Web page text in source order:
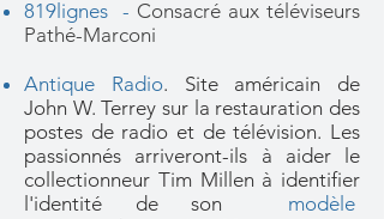
819lignes - Consacré aux téléviseurs
Pathé-Marconi
Antique Radio. Site américain de
John W. Terrey sur la restauration des
postes de radio et de télévision. Les
passionnés arriveront-ils à aider le
collectionneur Tim Millen à identifier
l'identité de son modèle